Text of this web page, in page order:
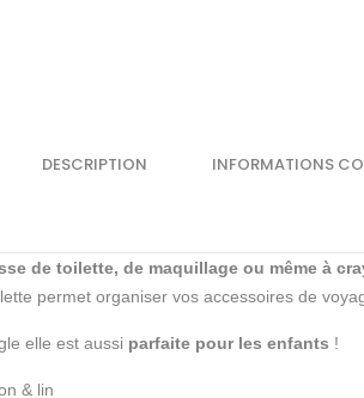
DESCRIPTION INFORMATIONS
de toilette, de maquillage ou même à
permet organiser vos accessoires de
elle est aussi parfaite pour les enfants !
& lin